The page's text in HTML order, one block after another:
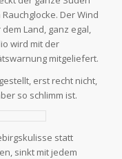
Der Wind
Land, ganz egal,
wird mit der
mitgeliefert.
erst recht nicht,
so schlimm ist.
statt
sinkt mit jedem